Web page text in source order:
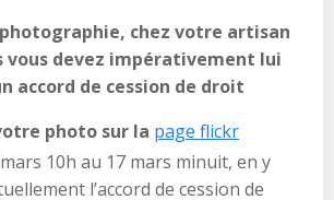
chez votre artisan
vous devez impérativement lui
accord de cession de droit
photo sur la page flickr
mars 10h au 17 mars minuit, en y
l’accord de cession de